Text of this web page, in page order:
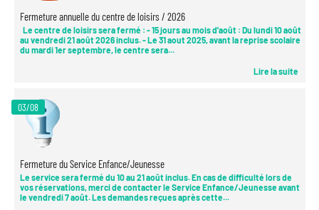
Fermeture annuelle du centre de loisirs / 2026
Le centre de loisirs sera fermé : - 15 jours au mois d'août : Du lundi 10 août
au vendredi 21 août 2026 inclus. - Le 31 aout 2025, avant la reprise scolaire
du mardi 1er septembre, le centre sera...
Lire la suite
03/08
Fermeture du Service Enfance/Jeunesse
Le service sera fermé du 10 au 21 août inclus. En cas de difficulté lors de
vos réservations, merci de contacter le Service Enfance/Jeunesse avant
le vendredi 7 août. Les demandes reçues après cette...